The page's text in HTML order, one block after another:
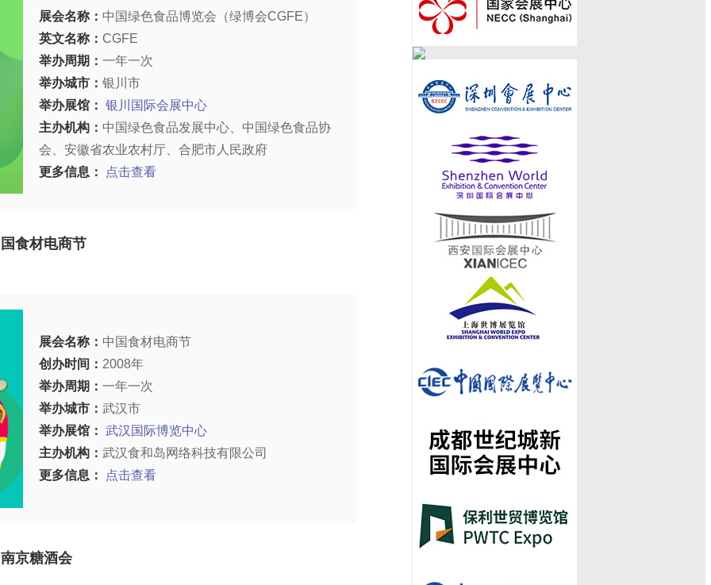
展会名称： 中国绿色食品博览会（绿博会CGFE）
英文名称： CGFE
举办周期： 一年一次
举办城市： 银川市
举办展馆： 银川国际会展中心
主办机构： 中国绿色食品发展中心、中国绿色食品协
会、安徽省农业农村厅、合肥市人民政府
更多信息：
点击查看
食材电商节
展会名称： 中国食材电商节
创办时间： 2008年
举办周期： 一年一次
举办城市： 武汉市
举办展馆： 武汉国际博览中心
主办机构： 武汉食和岛网络科技有限公司
更多信息：
点击查看
南京糖酒会